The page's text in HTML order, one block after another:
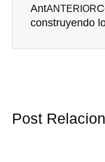
AntANTERIOR
construyendo
Post